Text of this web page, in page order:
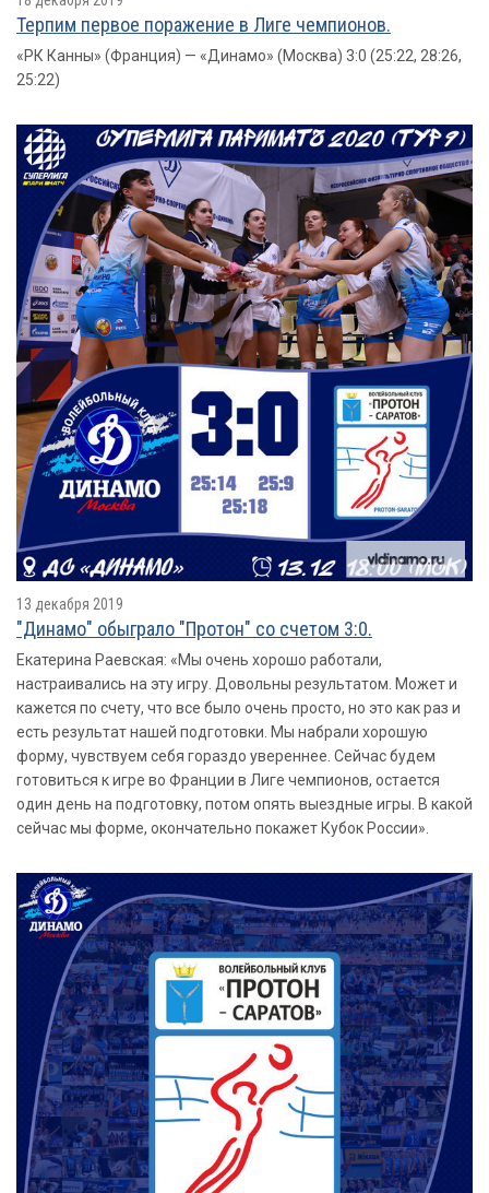
Терпим первое поражение в Лиге чемпионов.
«РК Канны» (Франция) — «Динамо» (Москва) 3:0 (25:22, 28:26,
25:22)
13 декабря 2019
"Динамо" обыграло "Протон" со счетом 3:0.
Екатерина Раевская: «Мы очень хорошо работали,
настраивались на эту игру. Довольны результатом. Может и
кажется по счету, что все было очень просто, но это как раз и
есть результат нашей подготовки. Мы набрали хорошую
форму, чувствуем себя гораздо увереннее. Сейчас будем
готовиться к игре во Франции в Лиге чемпионов, остается
один день на подготовку, потом опять выездные игры. В какой
сейчас мы форме, окончательно покажет Кубок России».